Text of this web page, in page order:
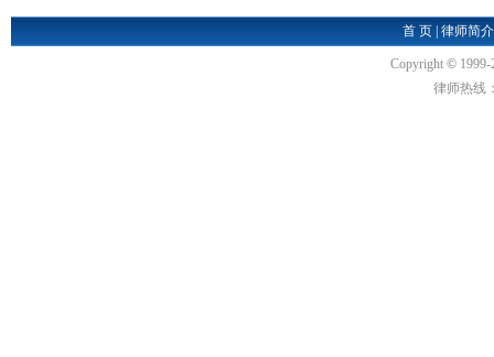
首 页| 律师简介
Copyright ©
律师热线